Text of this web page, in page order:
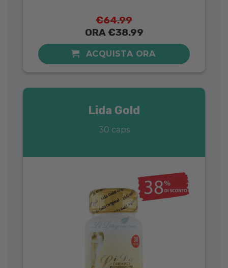
€64.99
ORA €38.99
ACQUISTA ORA
Lida Gold
30 caps